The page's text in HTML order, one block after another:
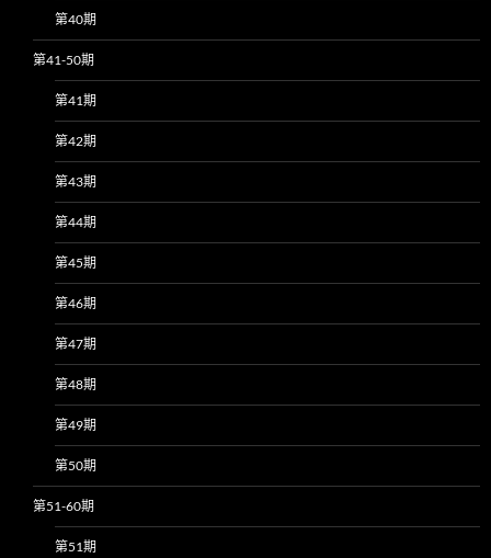
第40期
第41-50期
第41期
第42期
第43期
第44期
第45期
第46期
第47期
第48期
第49期
第50期
第51-60期
第51期